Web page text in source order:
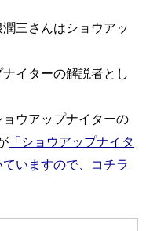
三さんはショウアッ
イターの解説者とし
ウアップナイターの
「ショウアップナイタ
いますので、コチラ